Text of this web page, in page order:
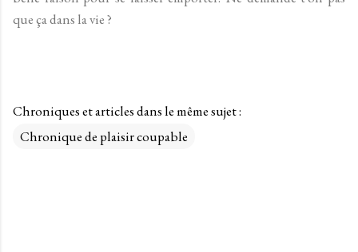
que ça dans la vie ?
Chroniques et articles dans le même sujet :
Chronique de plaisir coupable